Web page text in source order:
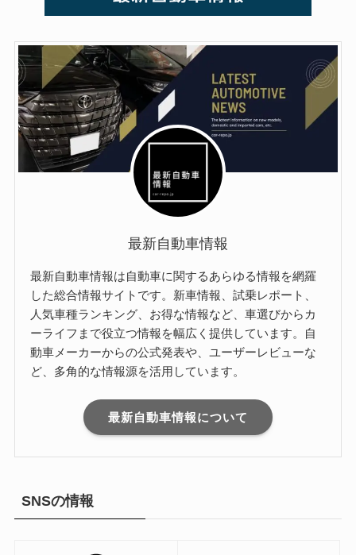
最新自動車情報
最新自動車情報は自動車に関するあらゆる情報を網羅
した総合情報サイトです。新車情報、試乗レポート、
人気車種ランキング、お得な情報など、車選びからカ
ーライフまで役立つ情報を幅広く提供しています。自
動車メーカーからの公式発表や、ユーザーレビューな
ど、多角的な情報源を活用しています。
最新自動車情報について
SNSの情報